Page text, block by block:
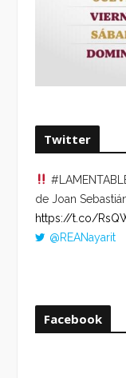
Twitter
de Joan
https://t.co/
@REANayarit
Facebook